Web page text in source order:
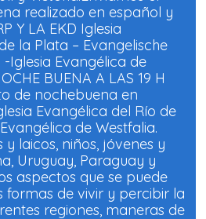
realizado en español y
Y LA EKD Iglesia
la Plata – Evangelische
Iglesia Evangélica de
BUENA A LAS 19 H
de nochebuena en
Evangélica del Río de
de Westfalia.
laicos, niños, jóvenes y
Uruguay, Paraguay y
aspectos que se puede
formas de vivir y percibir la
regiones, maneras de